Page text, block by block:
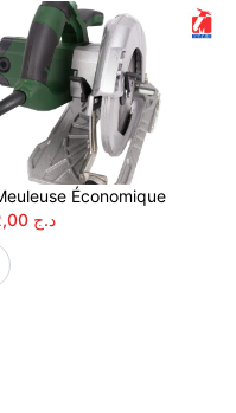
Économique
د.ج